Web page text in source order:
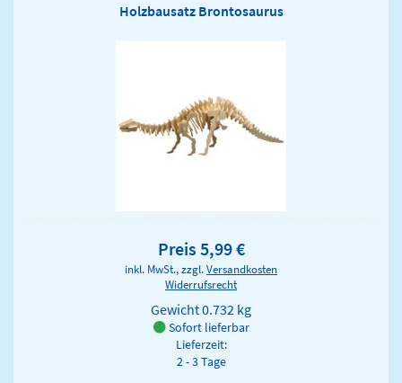
Holzbausatz Brontosaurus
Preis 5,99 €
inkl. MwSt., zzgl.Versandkosten
Widerrufsrecht
Gewicht0.732 kg
Sofort lieferbar
Lieferzeit:
2 - 3 Tage